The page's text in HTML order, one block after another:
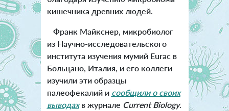
кишечника древних людей.
Франк Майкснер, микробиолог
из Научно-исследовательского
института изучения мумий Eurac в
Больцано, Италия, и его коллеги
изучили эти образцы
палеофекалий и сообщили о своих
выводахв журнале Current Biology.